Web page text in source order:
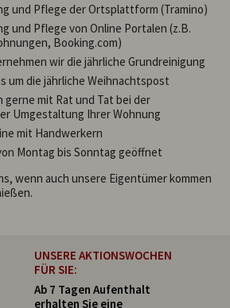
und Pflege der Ortsplattform (Tramino)
und Pflege von Online Portalen (z.B.
Booking.com)
wir die jährliche Grundreinigung
um die jährliche Weihnachtspost
gerne mit Rat und Tat bei der
Umgestaltung Ihrer Wohnung
mit Handwerkern
Montag bis Sonntag geöffnet
wenn auch unsere Eigentümer kommen
UNSERE AKTIONSWOCHEN
FÜR SIE:
Ab 7 Tagen Aufenthalt
erhalten Sie eine